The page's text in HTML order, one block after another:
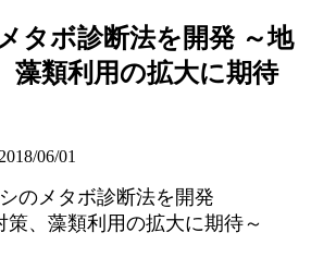
タボ診断法を開発 ～地
藻類利用の拡大に期待
2018/06/01
のメタボ診断法を開発
策、藻類利用の拡大に期待～